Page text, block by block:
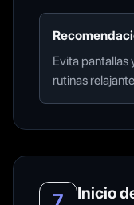
Evita pantallas
rutinas
Inicio